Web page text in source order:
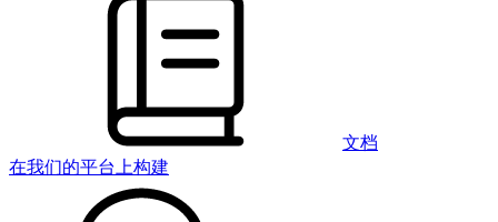
文档
在我们的平台上构建